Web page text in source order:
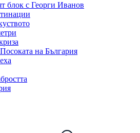
блок с Георги Иванов
на България